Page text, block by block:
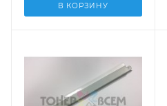
В КОРЗИНУ